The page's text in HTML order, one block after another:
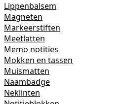
Lippenbalsem
Magneten
Markeerstiften
Meetlatten
Memo notities
Mokken en tassen
Muismatten
Naambadge
Neklinten